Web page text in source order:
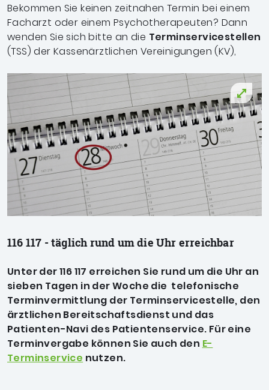
Bekommen Sie keinen zeitnahen Termin bei einem
Facharzt oder einem Psychotherapeuten? Dann
wenden Sie sich bitte an die Terminservicestellen
(TSS) der Kassenärztlichen Vereinigungen (KV),
116 117 - täglich rund um die Uhr erreichbar
Unter der 116 117 erreichen Sie rund um die Uhr an
sieben Tagen in der Woche die telefonische
Terminvermittlung der Terminservicestelle, den
ärztlichen Bereitschaftsdienst und das
Patienten-Navi des Patientenservice. Für eine
Terminvergabe können Sie auch den E-
Terminservice nutzen.